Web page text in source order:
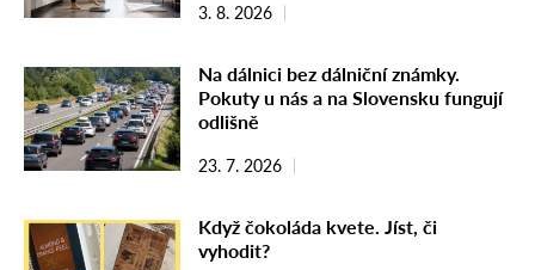
3. 8. 2026
Na dálnici bez dálniční známky.
Pokuty u nás a na Slovensku fungují
odlišně
23. 7. 2026
Když čokoláda kvete. Jíst, či
vyhodit?